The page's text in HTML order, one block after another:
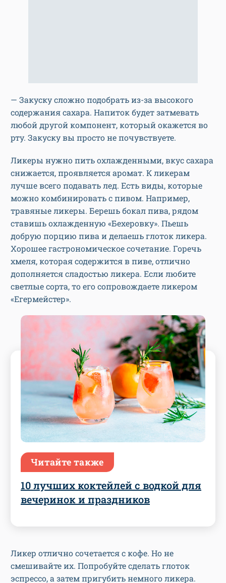
— Закуску сложно подобрать из-за высокого
содержания сахара. Напиток будет затмевать
любой другой компонент, который окажется во
рту. Закуску вы просто не почувствуете.
Ликеры нужно пить охлажденными, вкус сахара
снижается, проявляется аромат. К ликерам
лучше всего подавать лед. Есть виды, которые
можно комбинировать с пивом. Например,
травяные ликеры. Берешь бокал пива, рядом
ставишь охлажденную «Бехеровку». Пьешь
добрую порцию пива и делаешь глоток ликера.
Хорошее гастрономическое сочетание. Горечь
хмеля, которая содержится в пиве, отлично
дополняется сладостью ликера. Если любите
светлые сорта, то его сопровождаете ликером
«Егермейстер».
Читайте также
10 лучших коктейлей с водкой для
вечеринок и праздников
Ликер отлично сочетается с кофе. Но не
смешивайте их. Попробуйте сделать глоток
эспрессо, а затем пригубить немного ликера.